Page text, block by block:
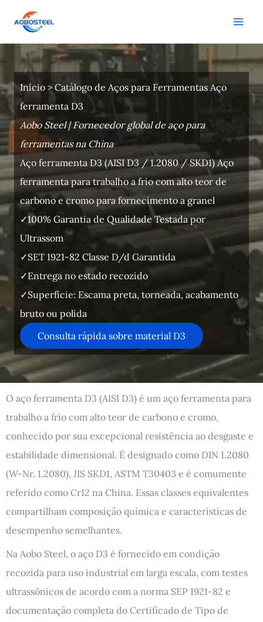
para
o
conteúdo
Início > Catálogo de Aços para Ferramentas Aço
ferramenta D3
Aobo Steel | Fornecedor global de aço para
ferramentas na China
Aço ferramenta D3 (AISI D3 / 1.2080 / SKD1) Aço
ferramenta para trabalho a frio com alto teor de
carbono e cromo para fornecimento a granel
✓100% Garantia de Qualidade Testada por
Ultrassom
✓SET 1921-82 Classe D/d Garantida
✓Entrega no estado recozido
✓Superfície: Escama preta, torneada, acabamento
bruto ou polida
Consulta rápida sobre material D3
O aço ferramenta D3 (AISI D3) é um aço ferramenta para
trabalho a frio com alto teor de carbono e cromo,
conhecido por sua excepcional resistência ao desgaste e
estabilidade dimensional. É designado como DIN 1.2080
(W-Nr. 1.2080), JIS SKD1, ASTM T30403 e é comumente
referido como Cr12 na China. Essas classes equivalentes
compartilham composição química e características de
desempenho semelhantes.
Na Aobo Steel, o aço D3 é fornecido em condição
recozida para uso industrial em larga escala, com testes
ultrassônicos de acordo com a norma SEP 1921-82 e
documentação completa do Certificado de Tipo de